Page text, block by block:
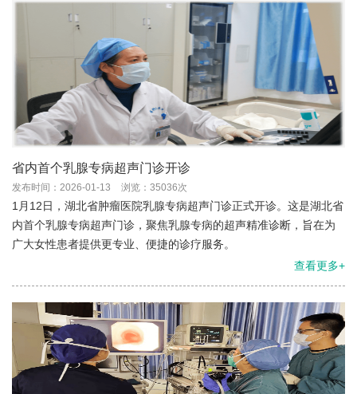
省内首个乳腺专病超声门诊开诊
发布时间：2026-01-13 浏览：35036次
1月12日，湖北省肿瘤医院乳腺专病超声门诊正式开诊。这是湖北省
内首个乳腺专病超声门诊，聚焦乳腺专病的超声精准诊断，旨在为
广大女性患者提供更专业、便捷的诊疗服务。
查看更多+